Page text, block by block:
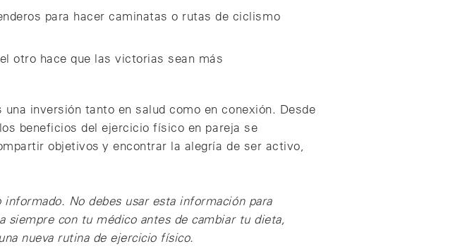
para hacer caminatas o rutas de ciclismo
otro hace que las victorias sean más
inversión tanto en salud como en conexión. Desde
beneficios del ejercicio físico en pareja se
objetivos y encontrar la alegría de ser activo,
No debes usar esta información para
siempre con tu médico antes de cambiar tu dieta,
nueva rutina de ejercicio físico.